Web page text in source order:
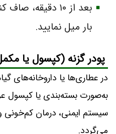
بعد از ۱۰
بار میل نمایید.
پودر گزنه (کپسول یا
در عطاری‌ها یا داروخانه‌های
به‌صورت بسته‌بندی یا کپسول
سیستم ایمنی، درمان کم‌خونی
می‌گردد.